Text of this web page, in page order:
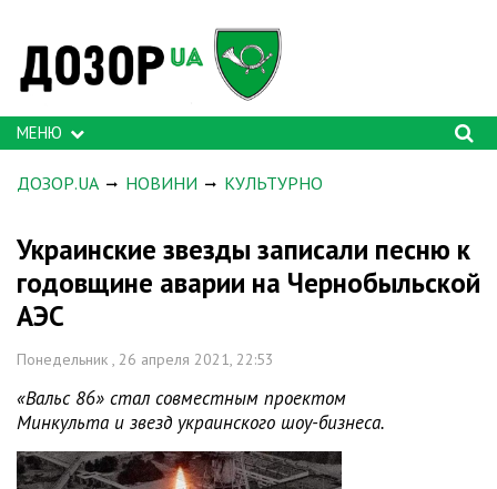
МЕНЮ
ДОЗОР.UA НОВИНИ КУЛЬТУРНО
Украинские звезды записали песню к
годовщине аварии на Чернобыльской
АЭС
Понедельник , 26 апреля 2021, 22:53
«Вальс 86» стал совместным проектом
Минкульта и звезд украинского шоу-бизнеса.